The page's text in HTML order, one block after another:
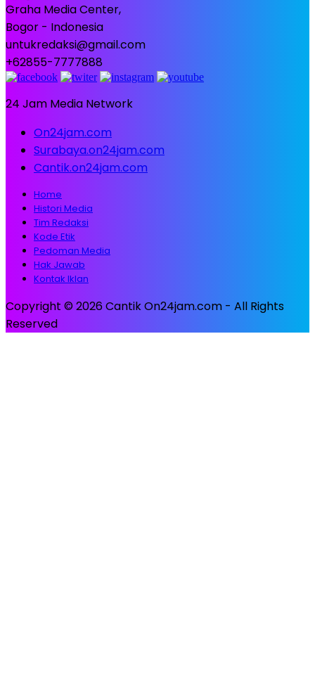
Graha Media Center,
Bogor - Indonesia
untukredaksi@gmail.com
+62855-7777888
24 Jam Media Network
On24jam.com
Surabaya.on24jam.com
Cantik.on24jam.com
Home
Histori Media
Tim Redaksi
Kode Etik
Pedoman Media
Hak Jawab
Kontak Iklan
Copyright © 2026 Cantik On24jam.com - All Rights
Reserved